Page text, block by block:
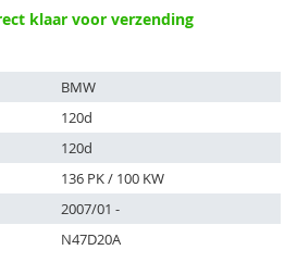
klaar voor verzending
BMW
120d
120d
136 PK / 100 KW
2007/01 -
N47D20A